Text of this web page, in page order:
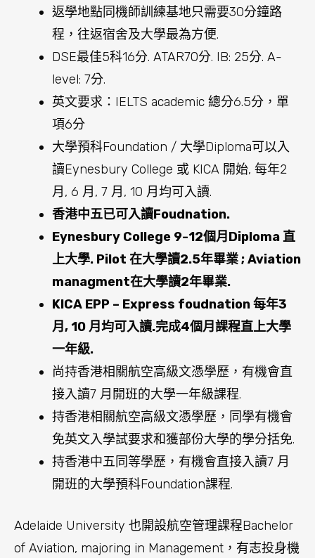
返學地點同機師訓練基地只需要30分鐘路
程，往返宿舍及大學最為方便.
DSE最佳5科16分. ATAR70分. IB: 25分. A-
level: 7分.
英文要求：IELTS academic 總分6.5分，單
項6分
大學預科Foundation / 大學Diploma可以入
讀Eynesbury College 或 KICA 開始, 每年2
月, 6 月, 7 月, 10 月均可入讀.
香港中五已可入讀Foudnation.
Eynesbury College 9-12個月Diploma 直
上大學. Pilot 在大學讀2.5年畢業 ; Aviation
managment在大學讀2年畢業.
KICA EPP – Express foudnation 每年3
月, 10 月均可入讀.完成4個月課程直上大學
一年級.
尚持香港相關航空高級文憑學歷，有機會直
接入讀7 月開班的大學一年級課程.
持香港相關航空高級文憑學歷，同學有機會
免英文入學試要求和獲部份大學的學分括免.
持香港中五同等學歷，有機會直接入讀7 月
開班的大學預科Foundation課程.
Adelaide University 也開設航空管理課程Bachelor
of Aviation, majoring in Management，有志投身機